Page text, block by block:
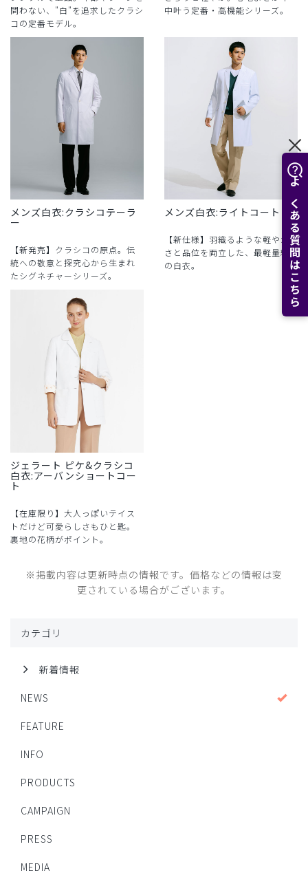
よくある質問はこちら
問わない、"白"を追求したクラシ
コの定番モデル。
中叶う定番・高機能シリーズ。
メンズ白衣:クラシコテーラ
ー
【新発売】クラシコの原点。伝
統への敬意と探究心から生まれ
たシグネチャーシリーズ。
メンズ白衣:ライトコート
【新仕様】羽織るような軽やか
さと品位を両立した、最軽量級
の白衣。
ジェラート ピケ&クラシコ
白衣:アーバンショートコー
ト
【在庫限り】大人っぽいテイス
トだけど可愛らしさもひと匙。
裏地の花柄がポイント。
※掲載内容は更新時点の情報です。価格などの情報は変
更されている場合がございます。
カテゴリ
新着情報
NEWS
FEATURE
INFO
PRODUCTS
CAMPAIGN
PRESS
MEDIA